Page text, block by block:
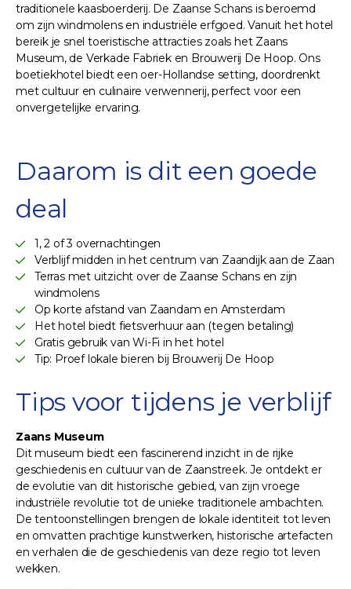
traditionele kaasboerderij. De Zaanse Schans is beroemd
om zijn windmolens en industriële erfgoed. Vanuit het hotel
bereik je snel toeristische attracties zoals het Zaans
Museum, de Verkade Fabriek en Brouwerij De Hoop. Ons
boetiekhotel biedt een oer-Hollandse setting, doordrenkt
met cultuur en culinaire verwennerij, perfect voor een
onvergetelijke ervaring.
Daarom is dit een goede
deal
1, 2 of 3 overnachtingen
Verblijf midden in het centrum van Zaandijk aan de Zaan
Terras met uitzicht over de Zaanse Schans en zijn
windmolens
Op korte afstand van Zaandam en Amsterdam
Het hotel biedt fietsverhuur aan (tegen betaling)
Gratis gebruik van Wi-Fi in het hotel
Tip: Proef lokale bieren bij Brouwerij De Hoop
Tips voor tijdens je verblijf
Zaans Museum
Dit museum biedt een fascinerend inzicht in de rijke
geschiedenis en cultuur van de Zaanstreek. Je ontdekt er
de evolutie van dit historische gebied, van zijn vroege
industriële revolutie tot de unieke traditionele ambachten.
De tentoonstellingen brengen de lokale identiteit tot leven
en omvatten prachtige kunstwerken, historische artefacten
en verhalen die de geschiedenis van deze regio tot leven
wekken.